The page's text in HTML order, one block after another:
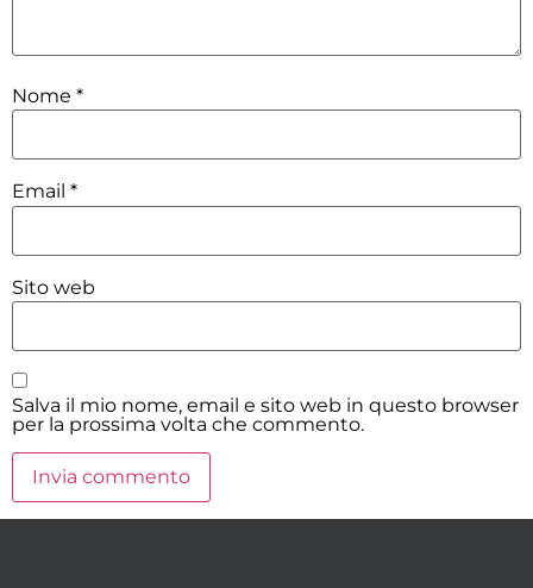
Nome *
Email *
Sito web
Salva il mio nome, email e sito web in questo browser
per la prossima volta che commento.